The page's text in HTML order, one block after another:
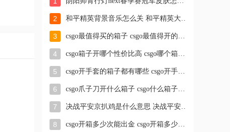
2 和平精英背景音乐怎么关 和平精英大厅背景音乐怎么关
3 csgo最值得买的箱子 csgo最值得开的箱子2023
4 csgo箱子开哪个性价比高 csgo哪个箱子值得开
5 csgo开手套的箱子都有哪些 csgo开手套什么箱子最划算
6 csgo爪子刀开什么箱子 csgo什么箱子能出爪子刀
7 决战平安京扒鸡是什么意思 决战平安京扒鸡的梗介绍
8 csgo开箱多少次能出金 csgo开箱多少个保底出金